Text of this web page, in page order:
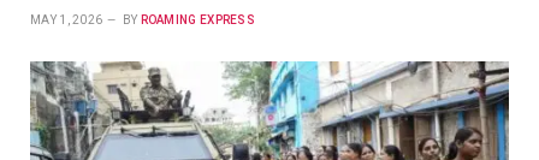
MAY 1, 2026 BY ROAMING EXPRESS